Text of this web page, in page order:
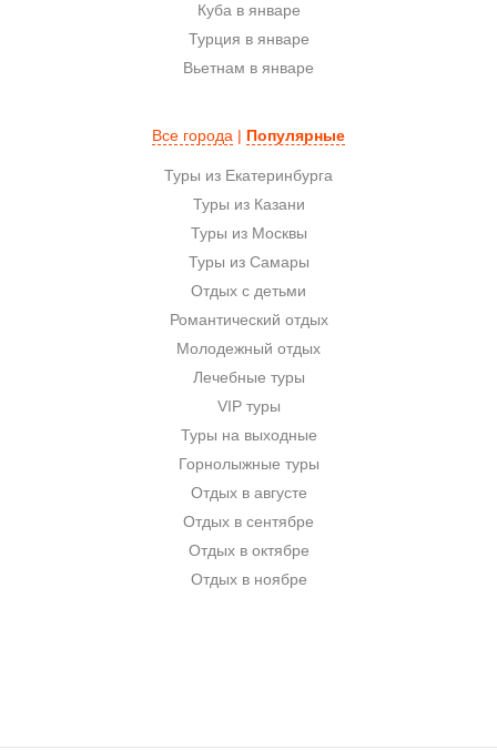
Куба в январе
Турция в январе
Вьетнам в январе
Все города | Популярные
Туры из Екатеринбурга
Туры из Казани
Туры из Москвы
Туры из Самары
Отдых с детьми
Романтический отдых
Молодежный отдых
Лечебные туры
VIP туры
Туры на выходные
Горнолыжные туры
Отдых в августе
Отдых в сентябре
Отдых в октябре
Отдых в ноябре